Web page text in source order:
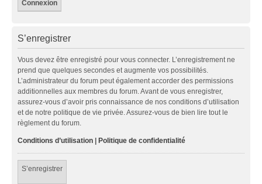
S’enregistrer
Vous devez être enregistré pour vous connecter. L’enregistrement ne
prend que quelques secondes et augmente vos possibilités.
L’administrateur du forum peut également accorder des permissions
additionnelles aux membres du forum. Avant de vous enregistrer,
assurez-vous d’avoir pris connaissance de nos conditions d’utilisation
et de notre politique de vie privée. Assurez-vous de bien lire tout le
règlement du forum.
Conditions d’utilisation | Politique de confidentialité
S’enregistrer